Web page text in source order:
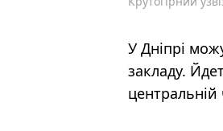
У Дніпрі
закладу.
центральній